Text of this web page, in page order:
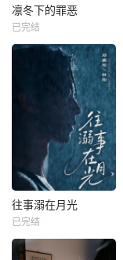
凛冬下的罪恶
已完结
往事溺在月光
已完结